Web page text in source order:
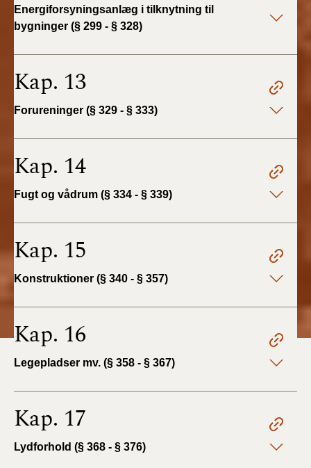
Energiforsyningsanlæg i tilknytning til
bygninger (§ 299 - § 328)
Kap. 13
Forureninger (§ 329 - § 333)
Kap. 14
Fugt og vådrum (§ 334 - § 339)
Kap. 15
Konstruktioner (§ 340 - § 357)
Kap. 16
Legepladser mv. (§ 358 - § 367)
Kap. 17
Lydforhold (§ 368 - § 376)